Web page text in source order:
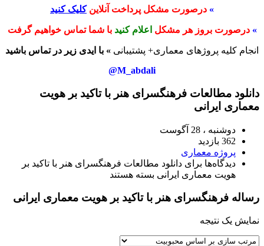
» درصورت مشکل پرداخت آنلاینکلیک کنید
» درصورت بروز هر مشکل اعلام کنید با شما تماس خواهیم گرفت
انجام کلیه پروژهای معماری+ پشتیبانی » با ایدی زیر در تماس باشید
M_abdali@
دانلود مطالعات فرهنگسرای هنر با تاکید بر هویت
معماری ایرانی
دوشنبه ، 28 آگوست
362 بازدید
پروژه معماری
دیدگاه‌ها برای دانلود مطالعات فرهنگسرای هنر با تاکید بر
هویت معماری ایرانی بسته هستند
رساله فرهنگسرای هنر با تاکید بر هویت معماری ایرانی
نمایش یک نتیجه